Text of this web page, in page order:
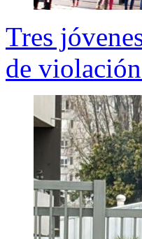
Tres
de